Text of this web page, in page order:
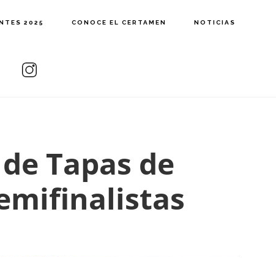
2025 CONOCE EL CERTAMEN NOTICIAS
Tapas de